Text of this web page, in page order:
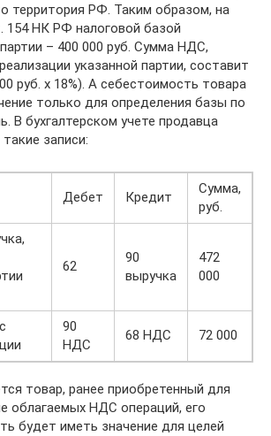
территория РФ. Таким образом, на
154 НК РФ налоговой базой
– 400 000 руб. Сумма НДС,
указанной партии, составит
руб. х 18%). А себестоимость товара
только для определения базы по
В бухгалтерском учете продавца
записи:
Дебет Кредит
Сумма,
руб.
62
90
выручка
472
000
90
НДС
68 НДС 72 000
товар, ранее приобретенный для
облагаемых НДС операций, его
будет иметь значение для целей